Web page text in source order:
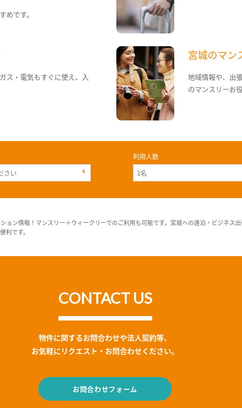
めです。
ス・電気もすぐに使え、入
宮城のマン
地域情報や、出
のマンスリーお
利用人数
ョン情報！マンスリー＋ウィークリーでのご利用も可能です。宮城への連泊・ビジネス
利です。
CONTACT US
物件に関するお問合わせや法人契約等、
お気軽にリクエスト・お問合わせください。
お問合わせフォーム